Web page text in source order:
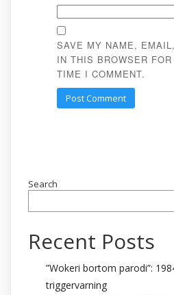
SAVE MY NAME,
IN THIS BROWSER
TIME I COMMENT.
Search
Recent Posts
”Wokeri bortom parodi”:
triggervarning